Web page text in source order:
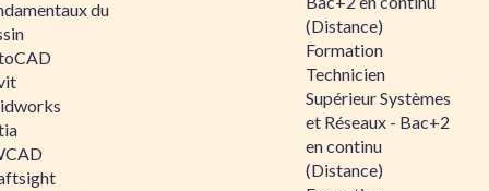
du
(Distance)
Formation
Technicien
Supérieur Systèmes
et Réseaux - Bac+2
en continu
(Distance)